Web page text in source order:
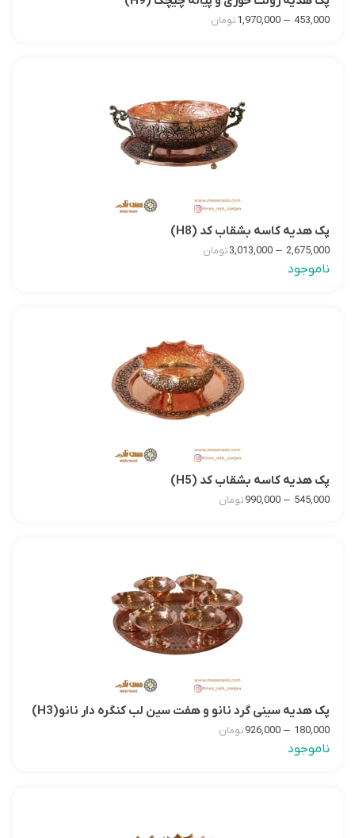
453,000
–
1,970,000تومان
پک هدیه کاسه بشقاب کد (H8)
2,675,000
–
3,013,000تومان
ناموجود
پک هدیه کاسه بشقاب کد (H5)
545,000
–
990,000تومان
پک هدیه سینی گرد نانو و هفت سین لب کنگره دار نانو(H3)
180,000
–
926,000تومان
ناموجود